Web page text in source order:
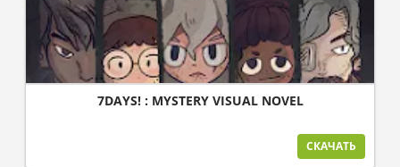
7DAYS! : MYSTERY VISUAL NOVEL
СКАЧАТЬ